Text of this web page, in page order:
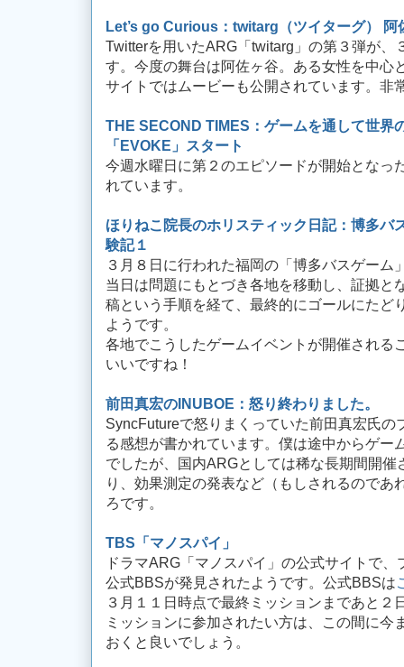
Let’s go Curious：twitarg（ツイターグ） 阿
Twitterを用いたARG「twitarg」の第３弾が、
す。今度の舞台は阿佐ヶ谷。ある女性を中心
サイトではムービーも公開されています。非
THE SECOND TIMES：ゲームを通して世界
「EVOKE」スタート
今週水曜日に第２のエピソードが開始となっ
れています。
ほりねこ院長のホリスティック日記：博多バ
験記１
３月８日に行われた福岡の「博多バスゲーム
当日は問題にもとづき各地を移動し、証拠と
稿という手順を経て、最終的にゴールにたど
ようです。
各地でこうしたゲームイベントが開催される
いいですね！
前田真宏のINUBOE：怒り終わりました。
SyncFutureで怒りまくっていた前田真宏氏の
る感想が書かれています。僕は途中からゲー
でしたが、国内ARGとしては稀な長期間開催
り、効果測定の発表など（もしされるのであ
ろです。
TBS「マノスパイ」
ドラマARG「マノスパイ」の公式サイトで
公式BBSが発見されたようです。公式BBSは
３月１１日時点で最終ミッションまであと２
ミッションに参加されたい方は、この間に今
おくと良いでしょう。